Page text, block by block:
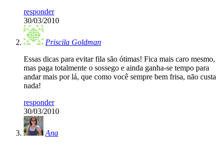
responder
30/03/2010
Priscila Goldman
Essas dicas para evitar fila são ótimas! Fica mais caro mesmo,
mas paga totalmente o sossego e ainda ganha-se tempo para
andar mais por lá, que como você sempre bem frisa, não custa
nada!
responder
30/03/2010
Ana